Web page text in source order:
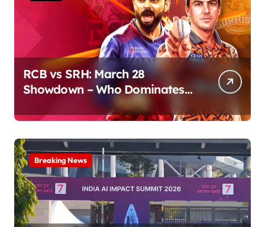
RCB vs SRH: March 28
Showdown – Who Dominates
Breaking News